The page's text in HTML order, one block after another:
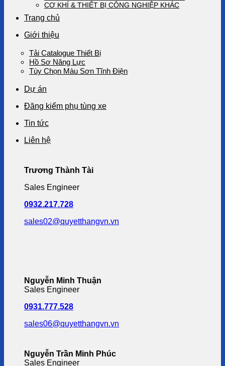
CƠ KHÍ & THIẾT BỊ CÔNG NGHIỆP KHÁC
Trang chủ
Giới thiệu
Tải Catalogue Thiết Bị
Hồ Sơ Năng Lực
Tùy Chọn Màu Sơn Tĩnh Điện
Dự án
Đăng kiểm phụ tùng xe
Tin tức
Liên hệ
Trương Thành Tài
Sales Engineer
0932.217.728
sales02@quyetthangvn.vn
Nguyễn Minh Thuận
Sales Engineer
0931.777.528
sales06@quyetthangvn.vn
Nguyễn Trần Minh Phúc
Sales Engineer